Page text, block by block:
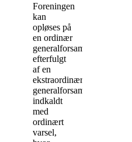
Foreningen
kan
opløses på
en ordinær
generalforsamling
efterfulgt
af en
ekstraordinær
generalforsamling,
indkaldt
med
ordinært
varsel,